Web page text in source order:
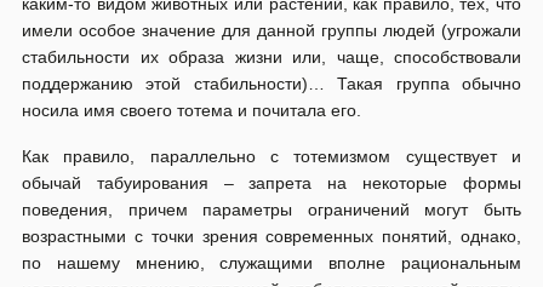
имели особое значение для данной группы людей (угрожали
стабильности их образа жизни или, чаще, способствовали
поддержанию этой стабильности)… Такая группа обычно
носила имя своего тотема и почитала его.
Как правило, параллельно с тотемизмом существует и
обычай табуирования – запрета на некоторые формы
поведения, причем параметры ограничений могут быть
возрастными с точки зрения современных понятий, однако,
по нашему мнению, служащими вполне рациональным